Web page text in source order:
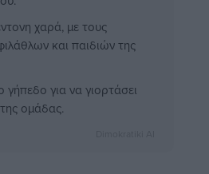
χαρά, με τους
και παιδιών της
για να γιορτάσει
ομάδας.